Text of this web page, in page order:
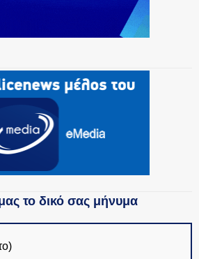
το δικό σας μήνυμα